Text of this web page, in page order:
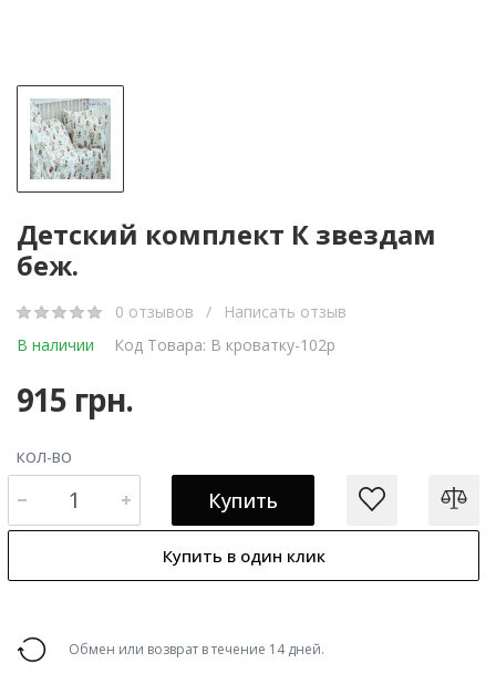
Детский комплект К звездам
беж.
0 отзывов /
Написать отзыв
В наличии
Код Товара: В кроватку-102р
915 грн.
КОЛ-ВО
Купить
Купить в один клик
Обмен или возврат в течение 14 дней.